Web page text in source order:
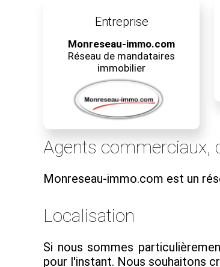
Entreprise
Monreseau-immo.com
Réseau de mandataires
immobilier
Agents commerciaux,
Monreseau-immo.com est un
Localisation
Si nous sommes
pour l'instant. Nous souhaitons